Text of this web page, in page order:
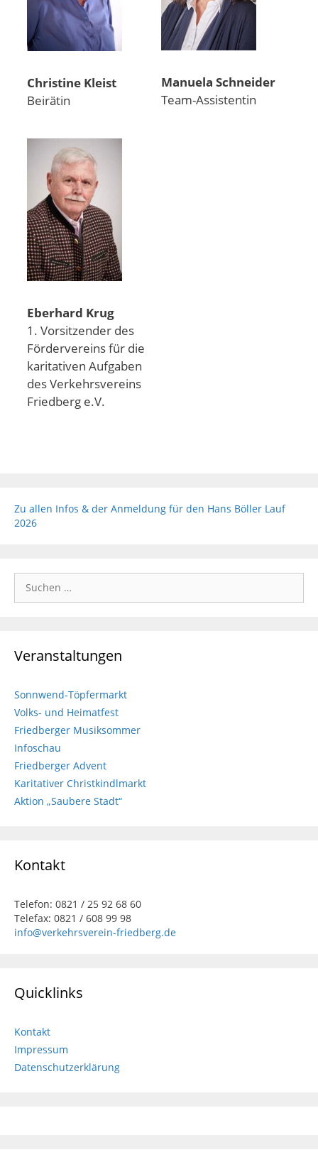
Christine Kleist
Beirätin
Manuela Schneider
Team-Assistentin
Eberhard Krug
1. Vorsitzender des
Fördervereins für die
karitativen Aufgaben
des Verkehrsvereins
Friedberg e.V.
Zu allen Infos & der Anmeldung für den Hans Böller Lauf
2026
nach:
Veranstaltungen
Sonnwend-Töpfermarkt
Volks- und Heimatfest
Friedberger Musiksommer
Infoschau
Friedberger Advent
Karitativer Christkindlmarkt
Aktion „Saubere Stadt“
Kontakt
Telefon: 0821 / 25 92 68 60
Telefax: 0821 / 608 99 98
info@verkehrsverein-friedberg.de
Quicklinks
Kontakt
Impressum
Datenschutzerklärung